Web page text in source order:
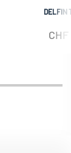
DELFIN
CHF